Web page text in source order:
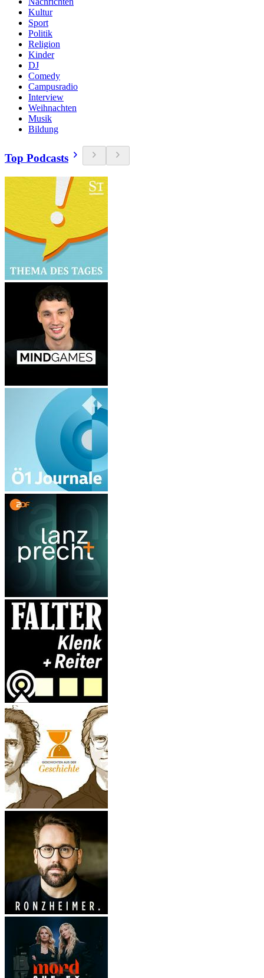
Kultur
Sport
Politik
Religion
Kinder
DJ
Comedy
Campusradio
Interview
Weihnachten
Musik
Bildung
Top Podcasts